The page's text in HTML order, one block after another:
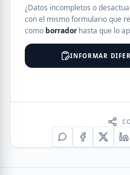
¿Datos incompletos o
con el mismo formulario que
como borradorhasta que lo
INFORMAR